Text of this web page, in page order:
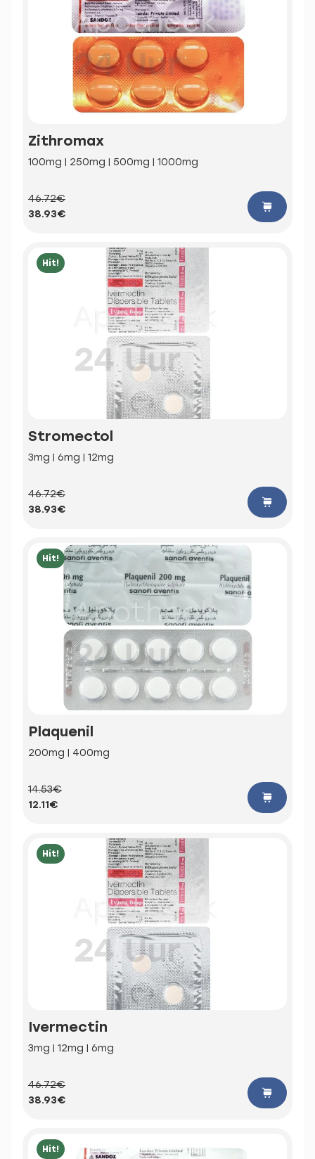
Zithromax
100mg | 250mg | 500mg | 1000mg
46.72€
38.93€
Hit!
Stromectol
3mg | 6mg | 12mg
46.72€
38.93€
Hit!
Plaquenil
200mg | 400mg
14.53€
12.11€
Hit!
Ivermectin
3mg | 12mg | 6mg
46.72€
38.93€
Hit!